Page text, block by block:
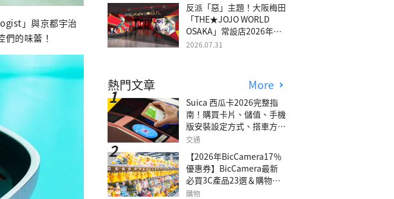
」與京都宇治
的味蕾！
反派「惡」主題！大阪梅田
「THE★JOJO WORLD
OSAKA」常設店2026年冬
季開幕
2026.07.31
熱門文章 More
Suica 西瓜卡2026完整指
南！購買卡片、儲值、手機
版安裝設定方式、搭車方
法、常見問題解答！
交通
【2026年BicCamera17％
優惠券】BicCamera最新
必買3C產品23選＆購物攻
略
購物